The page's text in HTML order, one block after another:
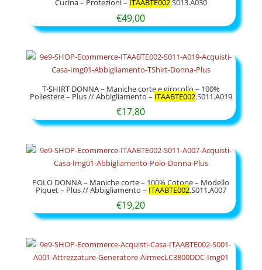
Cucina – Protezioni – ITAABTE002.S013.A030
€49,00
T-SHIRT DONNA – Maniche corte e girocollo – 100%
Poliestere – Plus // Abbigliamento – ITAABTE002.S011.A019
€17,80
POLO DONNA – Maniche corte – 100% Cotone – Modello
Piquet – Plus // Abbigliamento – ITAABTE002.S011.A007
€19,20